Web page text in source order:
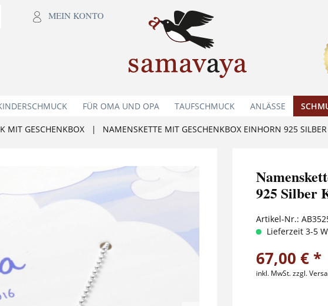
MEIN KONTO
FÜR OMA UND OPA TAUFSCHMUCK ANLÄSSE
MIT GESCHENKBOX | NAMENSKETTE MIT GESCHENKBOX EINHORN 925
925 Silber
Artikel-Nr.:
Lieferzeit 3-5
67,00 € *
inkl. MwSt.zzgl.